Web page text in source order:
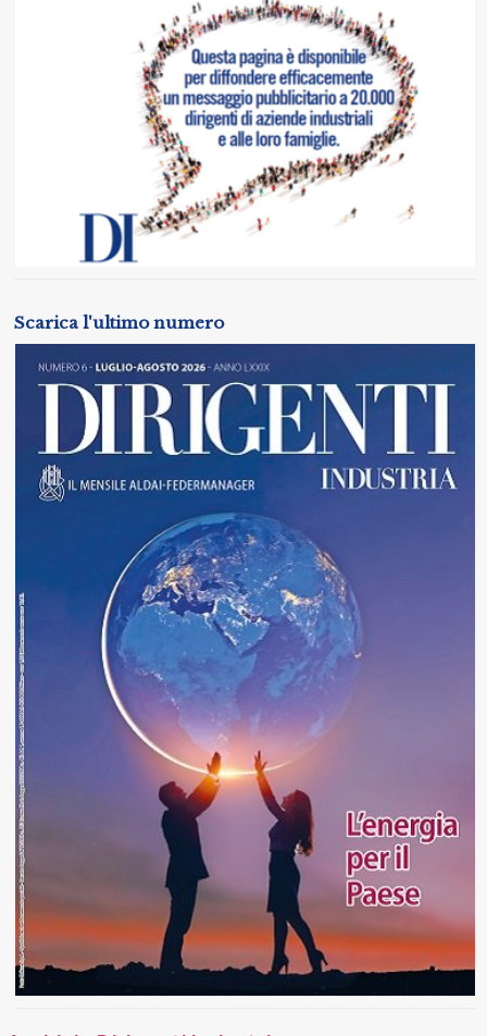
Scarica l'ultimo numero